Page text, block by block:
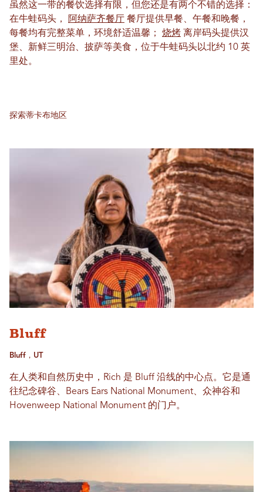
虽然这一带的餐饮选择有限，但您还是有两个不错的选择：
在牛蛙码头，
阿纳萨齐餐厅 餐厅提供早餐、午餐和晚餐，
每餐均有完整菜单，环境舒适温馨； 烧烤 离岸码头提供汉
堡、新鲜三明治、披萨等美食，位于牛蛙码头以北约 10 英
里处。
探索蒂卡布地区
Bluff
Bluff，UT
在人类和自然历史中，Rich 是 Bluff 沿线的中心点。它是通
往纪念碑谷、Bears Ears National Monument、众神谷和
Hovenweep National Monument 的门户。